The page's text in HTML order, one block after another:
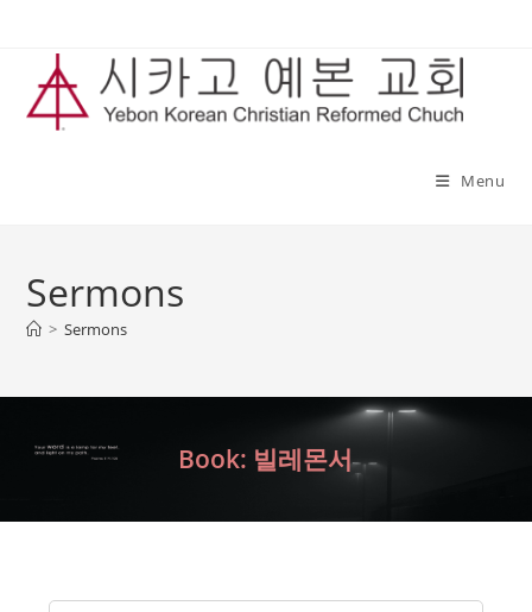
content
Menu
Sermons
> Sermons
Book: 빌레몬서